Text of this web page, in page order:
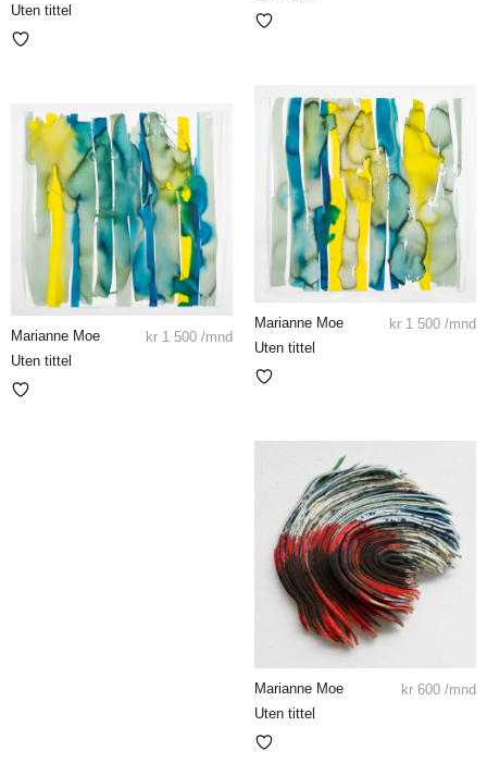
Uten tittel
Marianne Moe
Uten tittel
kr 1 500 /mnd
Marianne Moe
Uten tittel
kr 1 500 /mnd
Marianne Moe
Uten tittel
kr 600 /mnd